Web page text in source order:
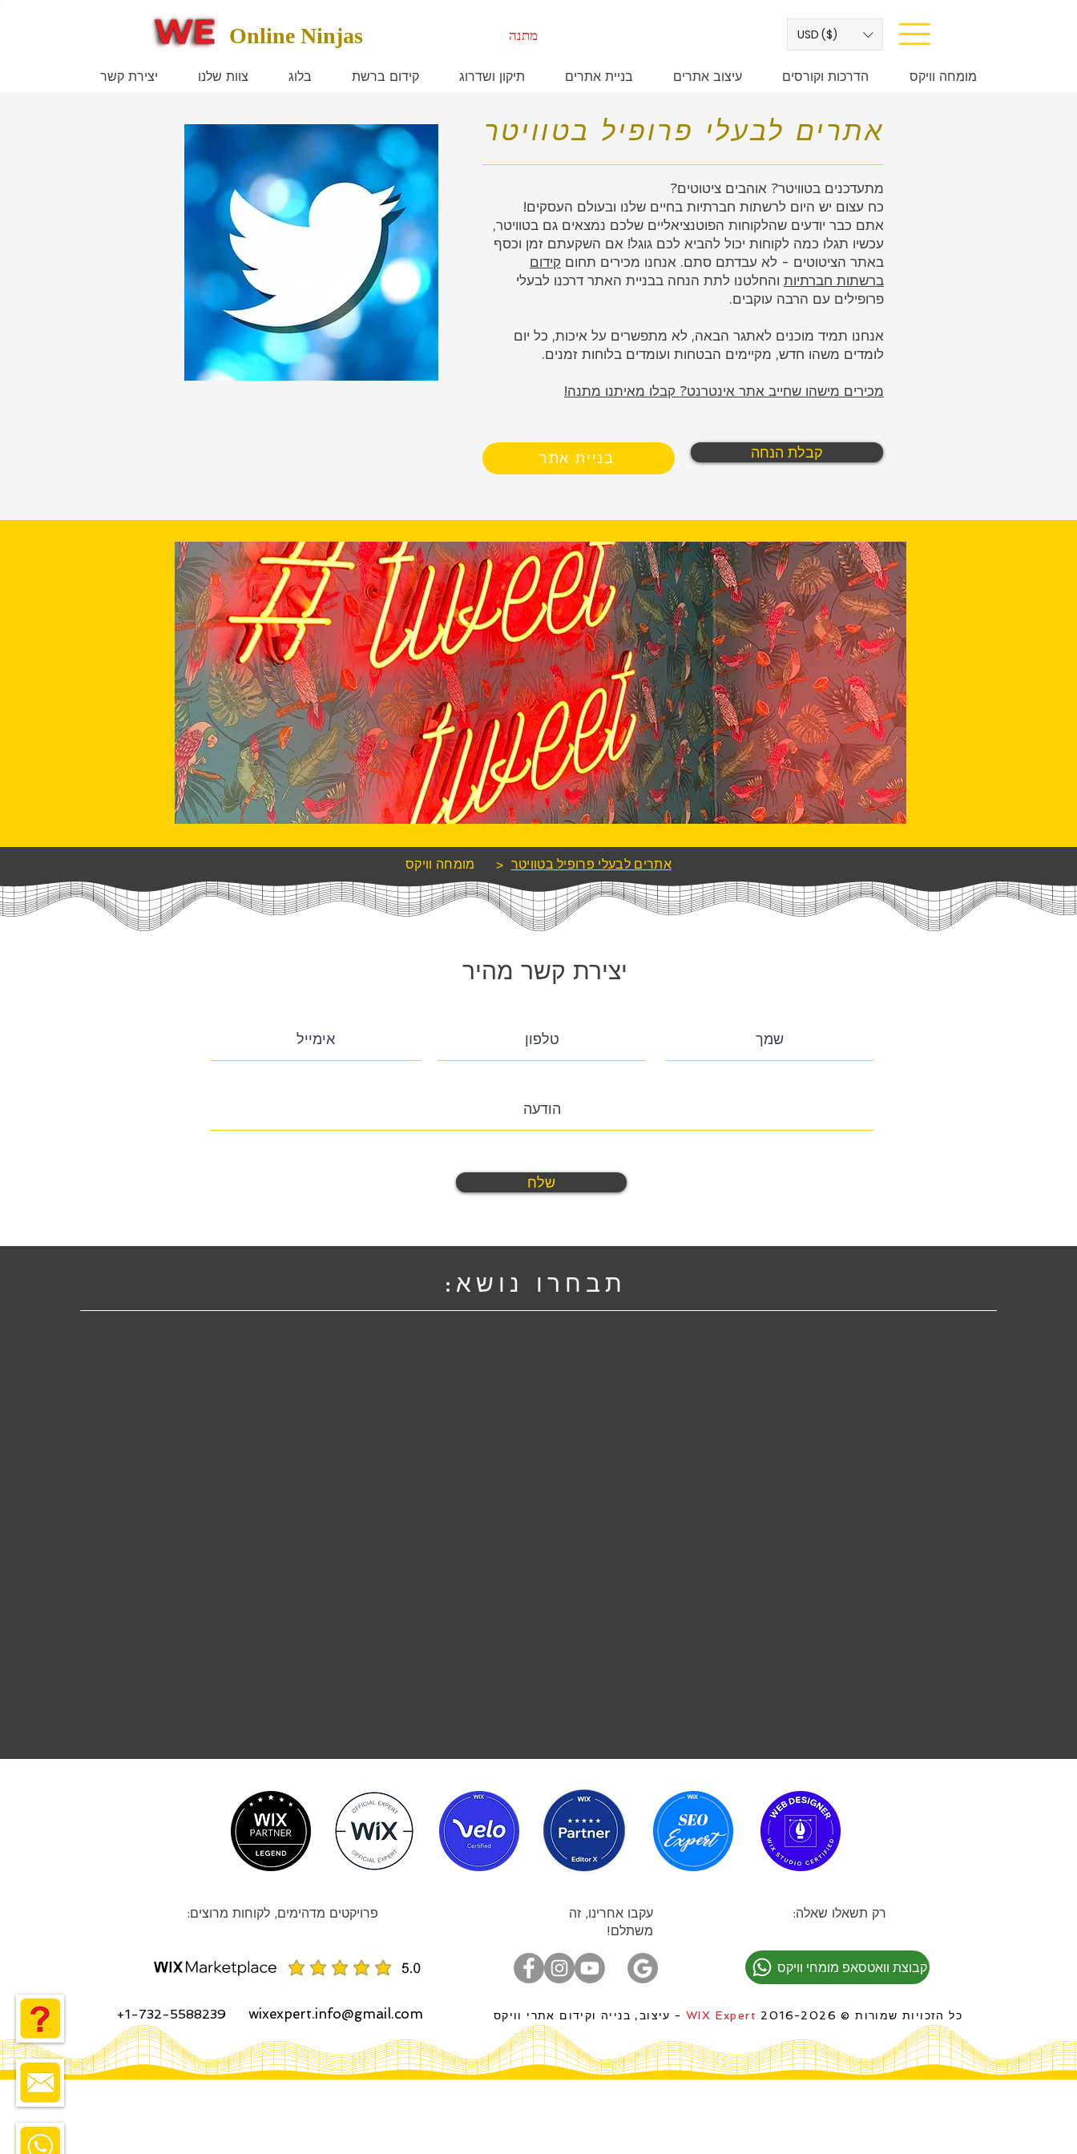
Online Ninjas מתנה USD ($)
מומחה וויקס הדרכות וקורסים עיצוב אתרים בניית אתרים תיקון ושדרוג קידום ברשת בלוג צוות שלנו יצירת קשר
אתרים לבעלי פרופיל בטוויטר
מתעדכנים בטוויטר? אוהבים ציטוטים?
כח עצום יש היום לרשתות חברתיות בחיים שלנו ובעולם העסקים!
אתם כבר יודעים שהלקוחות הפוטנציאליים שלכם נמצאים גם בטוויטר,
עכשיו תגלו כמה לקוחות יכול להביא לכם גוגל! אם השקעתם זמן וכסף
באתר הציטוטים - לא עבדתם סתם. אנחנו מכירים תחום קידום
ברשתות חברתיות והחלטנו לתת הנחה בבניית האתר דרכנו לבעלי
פרופילים עם הרבה עוקבים.
אנחנו תמיד מוכנים לאתגר הבאה, לא מתפשרים על איכות, כל יום
לומדים משהו חדש, מקיימים הבטחות ועומדים בלוחות זמנים.
מכירים מישהו שחייב אתר אינטרנט? קבלו מאיתנו מתנה!
בניית אתר קבלת הנחה
מומחה וויקס > אתרים לבעלי פרופיל בטוויטר
יצירת קשר מהיר
שלח
תבחרו נושא:
פרויקטים מדהימים, לקוחות מרוצים:
+1-732-5588239 wixexpert.info@gmail.com
עקבו אחרינו, זה
משתלם!
רק תשאלו שאלה:
קבוצת וואטסאפ מומחי וויקס
כל הזכויות שמורות © 2016-2026 WIX Expert - עיצוב, בנייה וקידום אתרי וויקס